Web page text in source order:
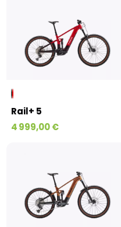
Rail+ 5
4 999,00 €